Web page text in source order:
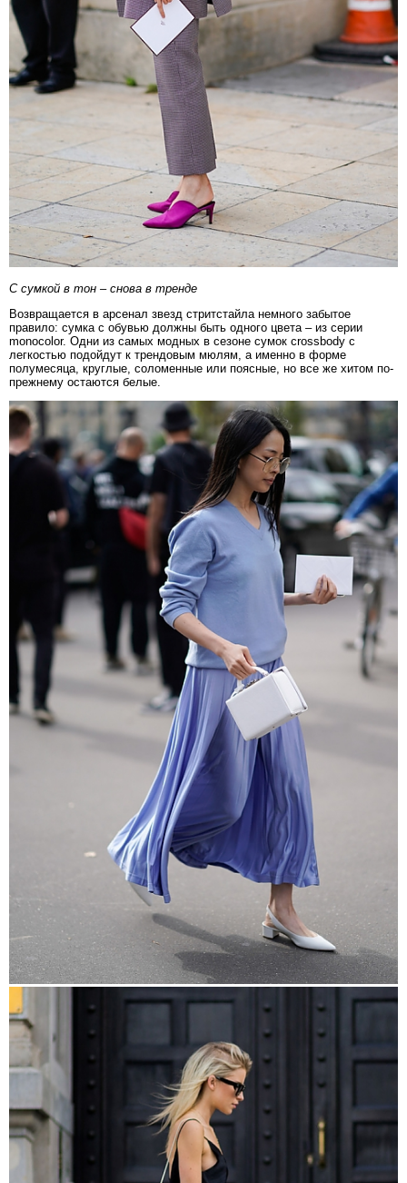
С сумкой в тон – снова в тренде
Возвращается в арсенал звезд стритстайла немного забытое
правило: сумка с обувью должны быть одного цвета – из серии
monocolor. Одни из самых модных в сезоне сумок сrоssbоdу с
легкостью подойдут к трендовым мюлям, а именно в форме
полумесяца, круглые, соломенные или поясные, но все же хитом по-
прежнему остаются белые.